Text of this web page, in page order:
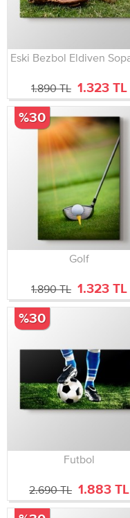
1.890 TL 1.323 TL
Golf
1.890 TL 1.323 TL
%30
Futbol
2.690 TL 1.883 TL
%30